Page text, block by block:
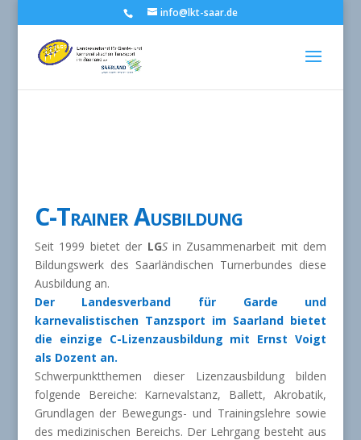
info@lkt-saar.de
C-Trainer Ausbildung
Seit 1999 bietet der LGSin Zusammenarbeit mit dem
Bildungswerk des Saarländischen Turnerbundes diese
Ausbildung an.
Der Landesverband für Garde und
karnevalistischen Tanzsport im Saarland bietet
die einzige C-Lizenzausbildung mit Ernst Voigt
als Dozent an.
Schwerpunktthemen dieser Lizenzausbildung bilden
folgende Bereiche: Karnevalstanz, Ballett, Akrobatik,
Grundlagen der Bewegungs- und Trainingslehre sowie
des medizinischen Bereichs. Der Lehrgang besteht aus